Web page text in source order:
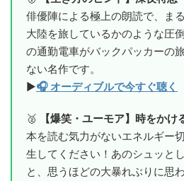
俳優陣による極上の朗読で、ま
大陸を旅しているかのような圧
の通勤電車がバックパッカーの
ない名作です。
▶🎧 オーディブルで今すぐ聴く
🥈
【爆笑・ユーモア】時をかけ
本を読む気力がないエネルギー
生してください！あのシュッと
と、思うほどの大暴れぶりに思